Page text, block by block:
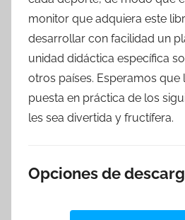
monitor que adquiera este
desarrollar con facilidad un
unidad didáctica específica
otros países. Esperamos que
puesta en práctica de los
les sea divertida y fructífera.
Opciones de